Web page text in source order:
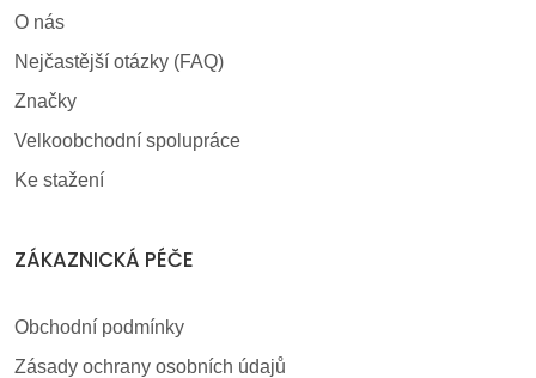
O nás
Nejčastější otázky (FAQ)
Značky
Velkoobchodní spolupráce
Ke stažení
ZÁKAZNICKÁ PÉČE
Obchodní podmínky
Zásady ochrany osobních údajů